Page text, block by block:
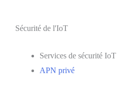
Sécurité de l'IoT
Services de sécurité IoT
APN privé